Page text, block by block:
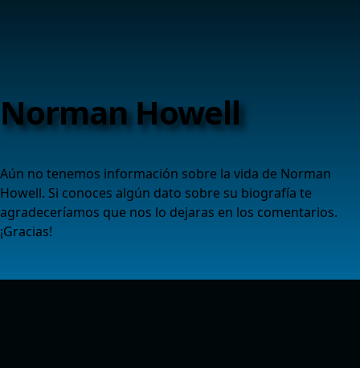
Norman Howell
Aún no tenemos información sobre la vida de Norman
Howell. Si conoces algún dato sobre su biografía te
agradeceríamos que nos lo dejaras en los comentarios.
¡Gracias!